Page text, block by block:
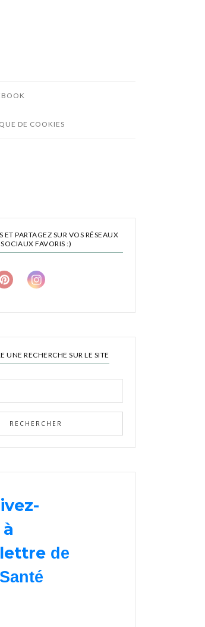
DE COOKIES
ET PARTAGEZ SUR VOS RÉSEAUX
SOCIAUX FAVORIS :)
UNE RECHERCHE SUR LE SITE
de